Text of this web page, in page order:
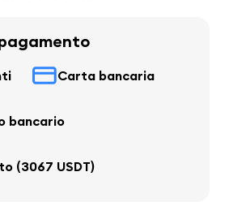
Carta bancaria
bancario
(3067 USDT)